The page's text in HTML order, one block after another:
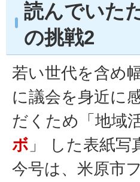
読んでいた
の挑戦2
若い世代を含め
に議会を身近に
だくため「地域
ボ 」 した表紙写
今号は、米原市